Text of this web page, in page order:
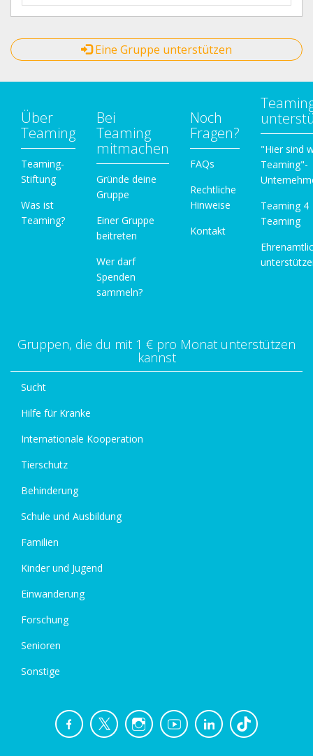
Eine Gruppe unterstützen
Über
Teaming
Teaming-
Stiftung
Was ist
Teaming?
Bei
Teaming
mitmachen
Gründe deine
Gruppe
Einer Gruppe
beitreten
Wer darf
Spenden
sammeln?
Noch
Fragen?
FAQs
Rechtliche
Hinweise
Kontakt
"Hier sind
Teaming"-
Teaming 4
Teaming
Gruppen, die du mit 1 € pro Monat unterstützen
kannst
Sucht
Hilfe für Kranke
Internationale Kooperation
Tierschutz
Behinderung
Schule und Ausbildung
Familien
Kinder und Jugend
Einwanderung
Forschung
Senioren
Sonstige